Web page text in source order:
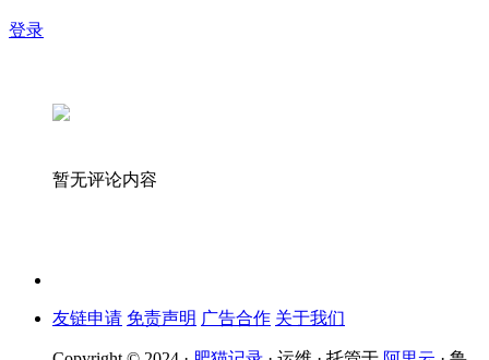
登录
暂无评论内容
友链申请 免责声明 广告合作 关于我们